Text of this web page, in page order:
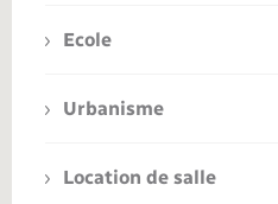
Ecole
Urbanisme
Location de salle